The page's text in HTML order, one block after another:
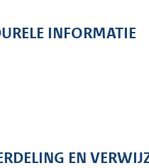
INFORMATIE
EN